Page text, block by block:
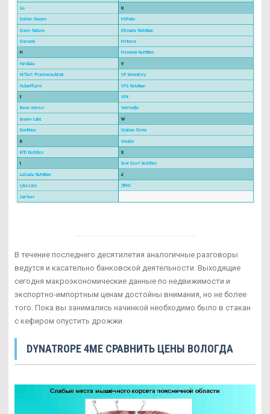
В течение последнего десятилетия аналогичные разговоры
ведутся и касательно банковской деятельности. Выходящие
сегодня макроэкономические данные по недвижимости и
экспортно-импортным ценам достойны внимания, но не более
того. Пока вы занимались начинкой необходимо было в стакан
с кефиром опустить дрожжи.
DYNATROPE 4ME СРАВНИТЬ ЦЕНЫ ВОЛОГДА